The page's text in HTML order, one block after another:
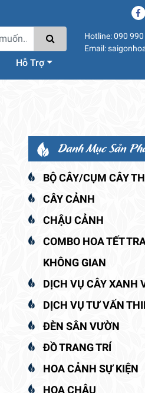
Hỗ Trợ
Hotline: 090
Email:
Danh Mục Sản
BỘ CÂY/CỤM CÂY
CÂY CẢNH
CHẬU CẢNH
COMBO HOA TẾT
KHÔNG GIAN
DỊCH VỤ CÂY XANH
DỊCH VỤ TƯ VẤN
ĐÈN SÂN VƯỜN
ĐỒ TRANG TRÍ
HOA CẢNH SỰ KIỆN
HOA CHẬU